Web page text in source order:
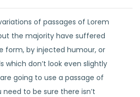
of passages of Lorem
the majority have suffered
form, by injected humour, or
which don’t look even slightly
going to use a passage of
need to be sure there isn’t